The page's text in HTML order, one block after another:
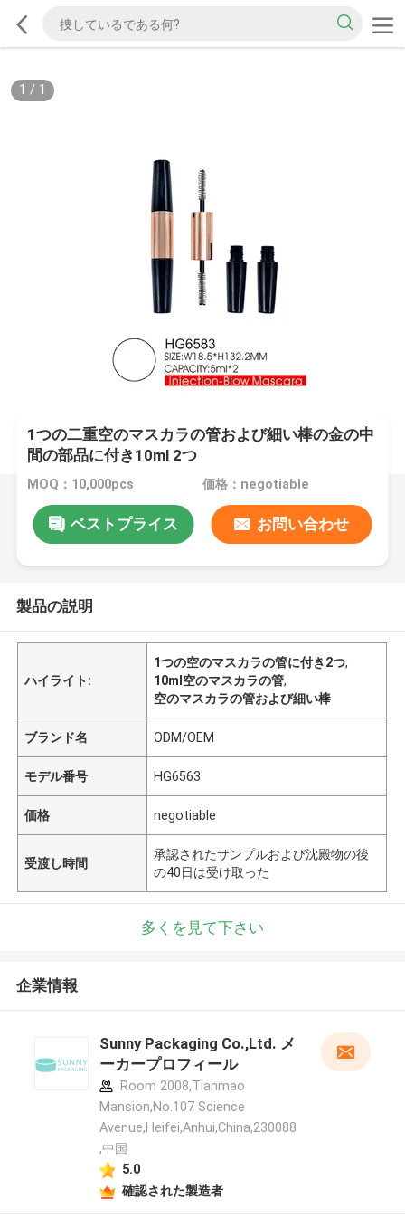
1 / 1
1つの二重空のマスカラの管および細い棒の金の中
間の部品に付き10ml 2つ
MOQ：10,000pcs 価格：negotiable
ベストプライス お問い合わせ
製品の説明
ハイライト:
1つの空のマスカラの管に付き2つ,
10ml空のマスカラの管,
空のマスカラの管および細い棒
ブランド名 ODM/OEM
モデル番号 HG6563
価格 negotiable
受渡し時間
承認されたサンプルおよび沈殿物の後
の40日は受け取った
多くを見て下さい
企業情報
Sunny Packaging Co.,Ltd. メ
ーカープロフィール
Room 2008,Tianmao
Mansion,No.107 Science
Avenue,Heifei,Anhui,China,230088
,中国
5.0
確認された製造者